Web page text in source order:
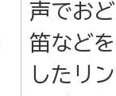
声でお
笛など
したリ